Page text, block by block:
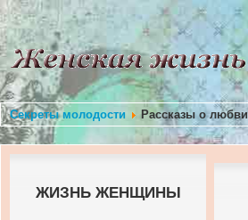
Секреты молодости Рассказы о любви
ЖИЗНЬ ЖЕНЩИНЫ